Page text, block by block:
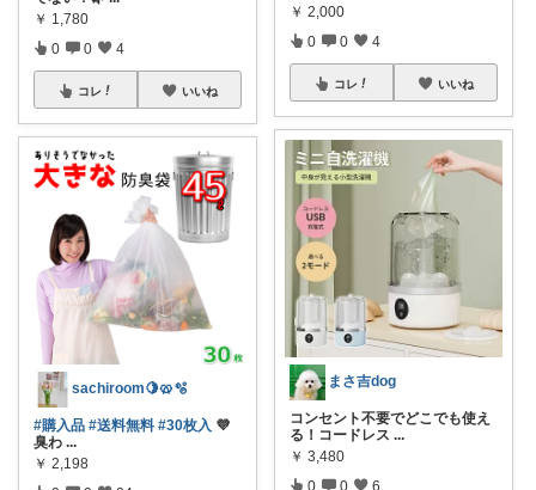
￥ 1,780
0 0 4
コレ いいね
sachiroom🍋🥨🫧
#購入品 #送料無料 #30枚入 💜
臭わ ...
￥ 2,198
￥ 2,000
0 0 4
コレ いいね
まさ吉dog
コンセント不要でどこでも使え
る！コードレス ...
￥ 3,480
0 0 6